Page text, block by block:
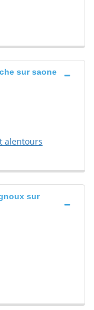
sur saone
alentours
sur